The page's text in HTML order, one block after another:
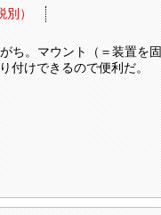
）
ち。マウント（＝装置を固
付けできるので便利だ。